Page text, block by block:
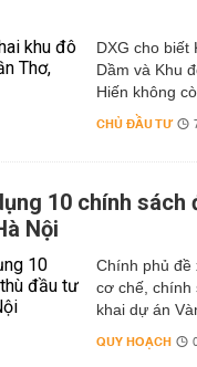
DXG cho biết
Dầm và Khu
Hiến không
CHỦ ĐẦU TƯ
10 chính sách
Nội
Chính phủ đề
cơ chế, chính
khai dự án
QUY HOẠCH